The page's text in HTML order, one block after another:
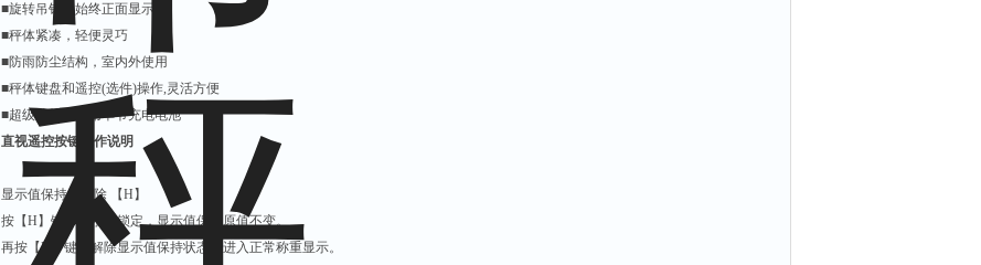
■旋转吊钩，始终正面显示
■秤体紧凑，轻便灵巧
■防雨防尘结构，室内外使用
■秤体键盘和遥控(选件)操作,灵活方便
■超级节能，使用单节充电电池
直视遥控按键操作说明
显示值保持与解除 【H】
按【H】键，显示值锁定，显示值保持原值不变。
再按【H】键，解除显示值保持状态，进入正常称重显示。